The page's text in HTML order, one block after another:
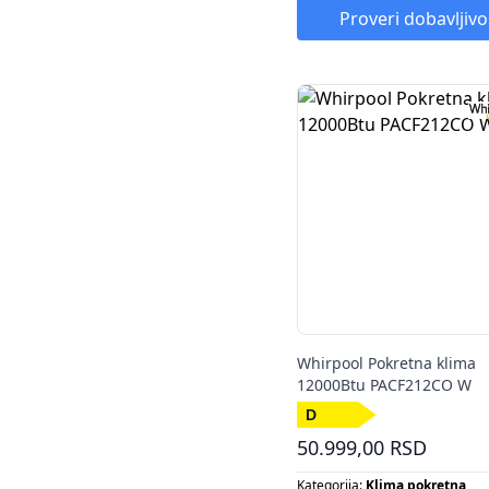
Energetska klasa:D
Kapacitet klima uređaja:
9000
Proveri
Whirpool Pokretna klima
12000Btu PACF212CO W
50.999,00 RSD
Kategorija: Klima pokretna